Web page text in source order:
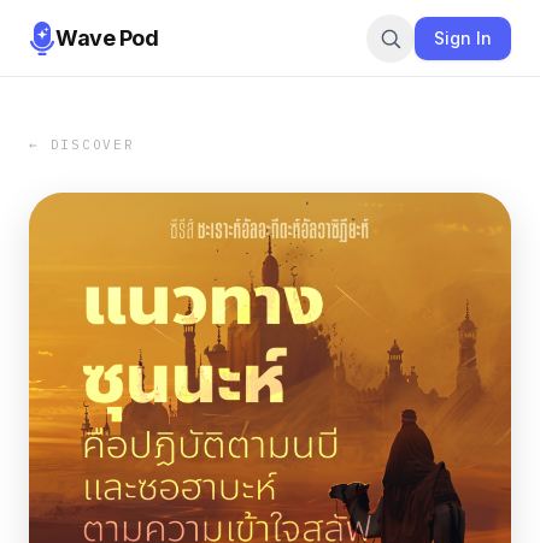
Wave Pod Sign In
← DISCOVER